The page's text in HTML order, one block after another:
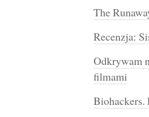
The
Recenzja:
Odkrywam
filmami
Biohackers.